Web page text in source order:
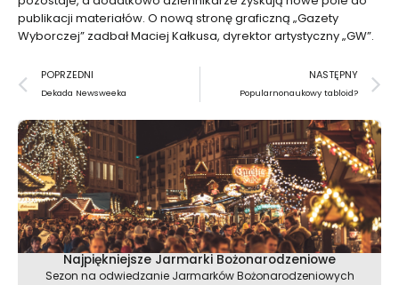
publikacji materiałów. O nową stronę graficzną „Gazety
Wyborczej” zadbał Maciej Kałkusa, dyrektor artystyczny „GW”.
Prev
POPRZEDNI
Dekada Newsweeka
NASTĘPNY
Popularnonaukowy tabloid?
Najpiękniejsze Jarmarki Bożonarodzeniowe
Sezon na odwiedzanie Jarmarków Bożonarodzeniowych